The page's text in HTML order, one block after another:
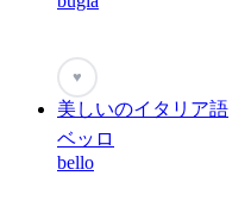
♥
美しいのイタリア語
ベッロ
bello